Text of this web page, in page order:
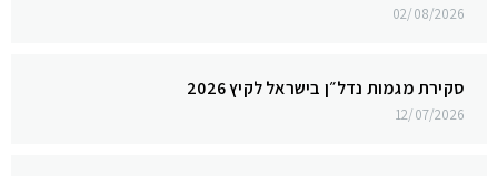
02/08/2026
סקירת מגמות נדל״ן בישראל לקיץ 2026
12/07/2026